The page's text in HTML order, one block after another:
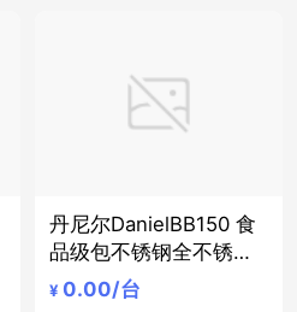
丹尼尔DanielBB150 食
品级包不锈钢全不锈钢
框架板式换热器
¥ 0.00/台